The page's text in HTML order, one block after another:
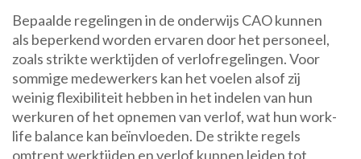
Bepaalde regelingen in de onderwijs CAO kunnen
als beperkend worden ervaren door het personeel,
zoals strikte werktijden of verlofregelingen. Voor
sommige medewerkers kan het voelen alsof zij
weinig flexibiliteit hebben in het indelen van hun
werkuren of het opnemen van verlof, wat hun work-
life balance kan beïnvloeden. De strikte regels
omtrent werktijden en verlof kunnen leiden tot